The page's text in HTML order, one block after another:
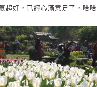
超好，已經心滿意足了，哈哈